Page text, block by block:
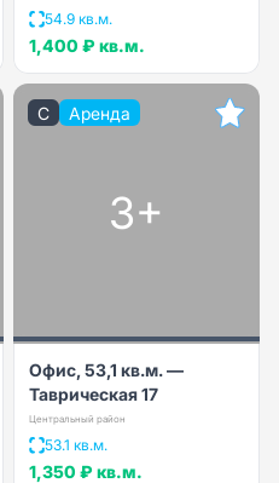
54.9 кв.м.
1,400 ₽ кв.м.
C Аренда
3+
Офис, 53,1 кв.м. —
Таврическая 17
Центральный район
53.1 кв.м.
1,350 ₽ кв.м.